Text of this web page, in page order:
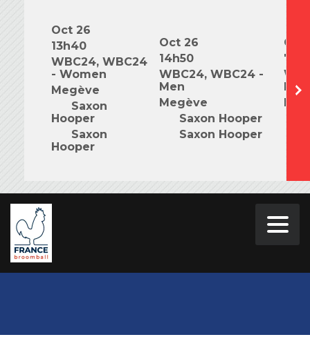
Oct 26
13h40
WBC24, WBC24
- Women
Megève
Saxon
Hooper
Saxon
Hooper
Oct 26
14h50
WBC24, WBC24 -
Men
Megève
Saxon Hooper
Saxon Hooper
Oct